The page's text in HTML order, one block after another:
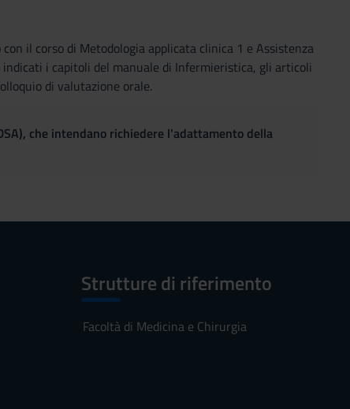
il corso di Metodologia applicata clinica 1 e Assistenza
i capitoli del manuale di Infermieristica, gli articoli
di valutazione orale.
che intendano richiedere l'adattamento della
Strutture di riferimento
Facoltà di Medicina e Chirurgia